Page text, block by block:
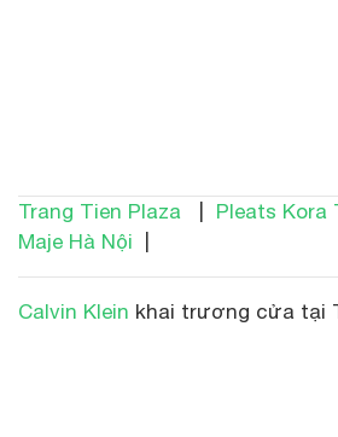
Trang Tien Plaza Pleats Kora
Maje Hà Nội
Calvin Klein khai trương cửa tại